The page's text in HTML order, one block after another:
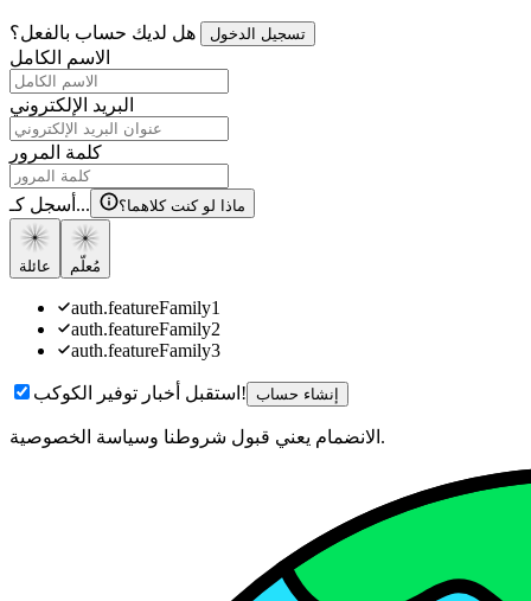
هل لديك حساب بالفعل؟ تسجيل الدخول
الاسم الكامل
البريد الإلكتروني
كلمة المرور
أسجل كـ... ماذا لو كنت كلاهما؟
عائلة مُعلّم
auth.featureFamily1
auth.featureFamily2
auth.featureFamily3
استقبل أخبار توفير الكوكب! إنشاء حساب
الانضمام يعني قبول شروطنا وسياسة الخصوصية.